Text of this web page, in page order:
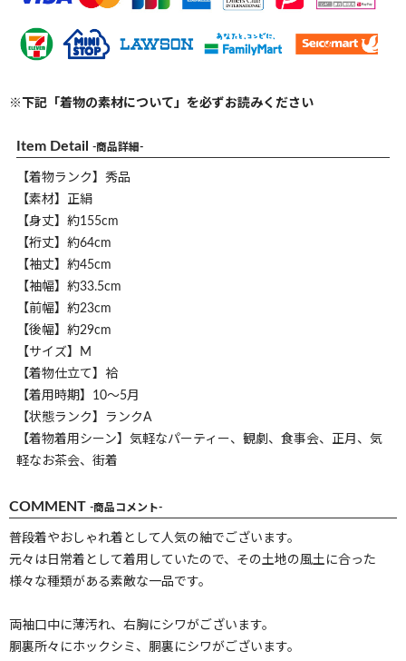
※下記「着物の素材について」を必ずお読みください
Item Detail -商品詳細-
【着物ランク】秀品
【素材】正絹
【身丈】約155cm
【裄丈】約64cm
【袖丈】約45cm
【袖幅】約33.5cm
【前幅】約23cm
【後幅】約29cm
【サイズ】M
【着物仕立て】袷
【着用時期】10～5月
【状態ランク】ランクA
【着物着用シーン】気軽なパーティー、観劇、食事会、正月、気
軽なお茶会、街着
COMMENT -商品コメント-
普段着やおしゃれ着として人気の紬でございます。
元々は日常着として着用していたので、その土地の風土に合った
様々な種類がある素敵な一品です。
両袖口中に薄汚れ、右胸にシワがございます。
胴裏所々にホックシミ、胴裏にシワがございます。